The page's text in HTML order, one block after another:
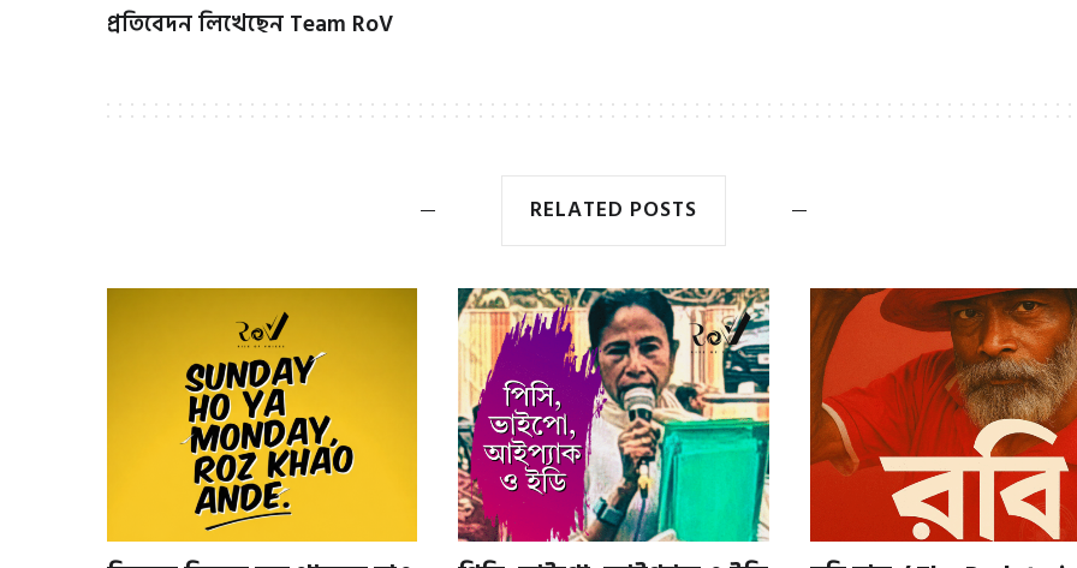
প্রতিবেদন লিখেছেনTeam RoV
RELATED POSTS